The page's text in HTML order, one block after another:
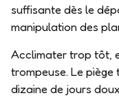
suffisante dès le
manipulation des
Acclimater trop tôt,
trompeuse. Le piège
dizaine de jours